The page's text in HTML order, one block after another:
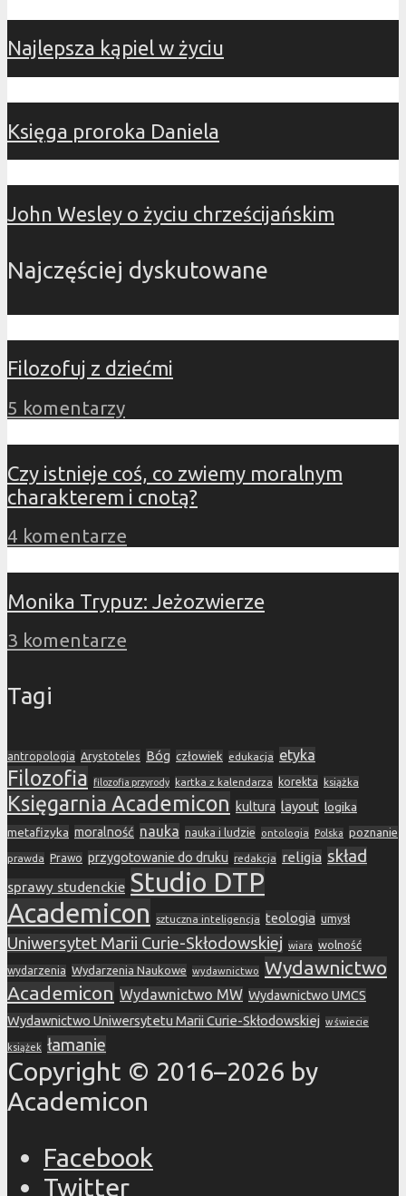
Najlepsza kąpiel w życiu
Księga proroka Daniela
John Wesley o życiu chrześcijańskim
Najczęściej dyskutowane
Filozofuj z dziećmi
5 komentarzy
Czy istnieje coś, co zwiemy moralnym
charakterem i cnotą?
4 komentarze
Monika Trypuz: Jeżozwierze
3 komentarze
Tagi
antropologia Arystoteles Bóg człowiek edukacja etyka
Filozofia filozofia przyrody kartka z kalendarza korekta książka
Księgarnia Academicon kultura layout logika
metafizyka moralność nauka nauka i ludzie ontologia Polska poznanie
prawda Prawo przygotowanie do druku redakcja religia skład
sprawy studenckie Studio DTP
Academicon
sztuczna inteligencja teologia umysł
Uniwersytet Marii Curie-Skłodowskiej wiara wolność
wydarzenia Wydarzenia Naukowe wydawnictwo Wydawnictwo
Academicon Wydawnictwo MW Wydawnictwo UMCS
Wydawnictwo Uniwersytetu Marii Curie-Skłodowskiej w świecie
książek łamanie
Copyright © 2016–2026 by
Academicon
Facebook
Twitter